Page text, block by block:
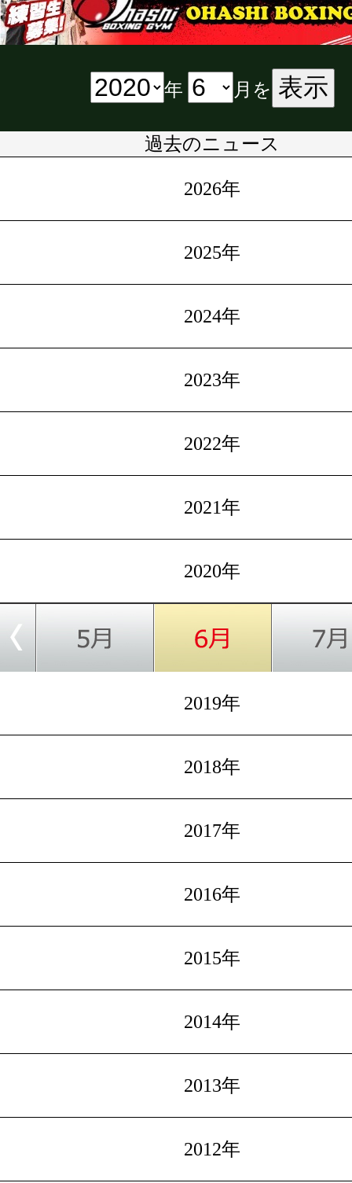
年 月を 表示
過去のニュース
2026年
2025年
2024年
2023年
2022年
2021年
2020年
2019年
2018年
2017年
2016年
2015年
2014年
2013年
2012年